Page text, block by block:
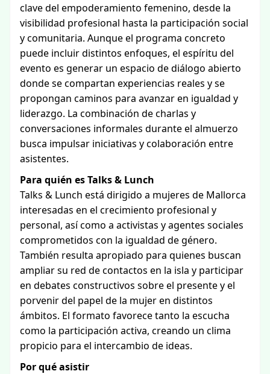
clave del empoderamiento femenino, desde la
visibilidad profesional hasta la participación social
y comunitaria. Aunque el programa concreto
puede incluir distintos enfoques, el espíritu del
evento es generar un espacio de diálogo abierto
donde se compartan experiencias reales y se
propongan caminos para avanzar en igualdad y
liderazgo. La combinación de charlas y
conversaciones informales durante el almuerzo
busca impulsar iniciativas y colaboración entre
asistentes.
Para quién es Talks & Lunch
Talks & Lunch está dirigido a mujeres de Mallorca
interesadas en el crecimiento profesional y
personal, así como a activistas y agentes sociales
comprometidos con la igualdad de género.
También resulta apropiado para quienes buscan
ampliar su red de contactos en la isla y participar
en debates constructivos sobre el presente y el
porvenir del papel de la mujer en distintos
ámbitos. El formato favorece tanto la escucha
como la participación activa, creando un clima
propicio para el intercambio de ideas.
Por qué asistir